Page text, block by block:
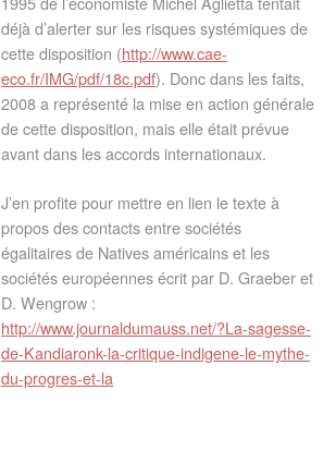
déjà d’alerter sur les risques systémiques de
cette disposition (http://www.cae-
eco.fr/IMG/pdf/18c.pdf). Donc dans les faits,
2008 a représenté la mise en action générale
de cette disposition, mais elle était prévue
avant dans les accords internationaux.
J’en profite pour mettre en lien le texte à
propos des contacts entre sociétés
égalitaires de Natives américains et les
sociétés européennes écrit par D. Graeber et
D. Wengrow :
http://www.journaldumauss.net/?La-sagesse-
de-Kandiaronk-la-critique-indigene-le-mythe-
du-progres-et-la